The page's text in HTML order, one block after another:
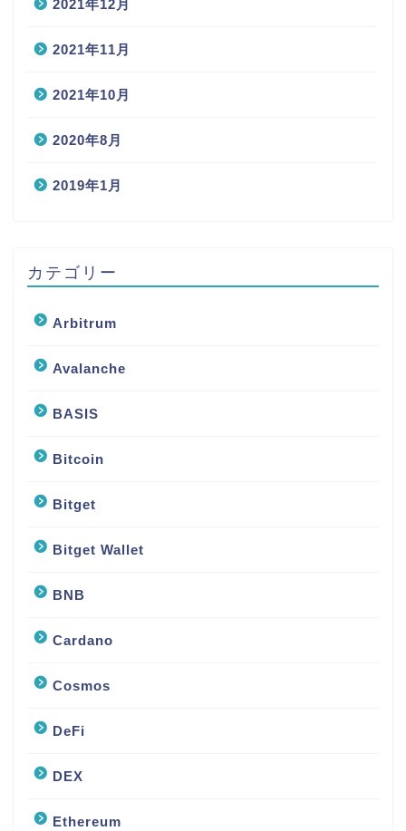
2021年12月
2021年11月
2021年10月
2020年8月
2019年1月
カテゴリー
Arbitrum
Avalanche
BASIS
Bitcoin
Bitget
Bitget Wallet
BNB
Cardano
Cosmos
DeFi
DEX
Ethereum